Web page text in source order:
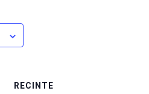
RECINTE